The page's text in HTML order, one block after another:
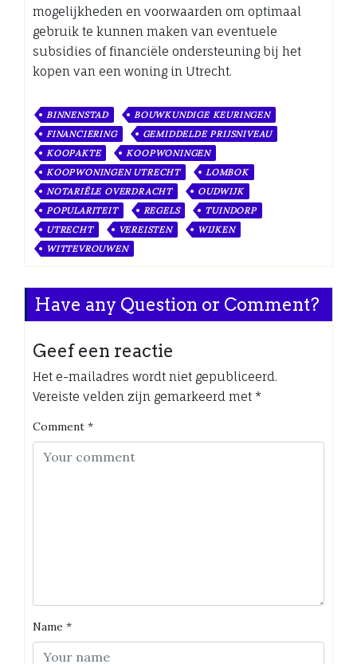
mogelijkheden en voorwaarden om optimaal
gebruik te kunnen maken van eventuele
subsidies of financiële ondersteuning bij het
kopen van een woning in Utrecht.
BINNENSTAD
BOUWKUNDIGE KEURINGEN
FINANCIERING
GEMIDDELDE PRIJSNIVEAU
KOOPAKTE
KOOPWONINGEN
KOOPWONINGEN UTRECHT
LOMBOK
NOTARIËLE OVERDRACHT
OUDWIJK
POPULARITEIT
REGELS
TUINDORP
UTRECHT
VEREISTEN
WIJKEN
WITTEVROUWEN
Have any Question or Comment?
Geef een reactie
Het e-mailadres wordt niet gepubliceerd.
Vereiste velden zijn gemarkeerd met *
Comment *
Name *